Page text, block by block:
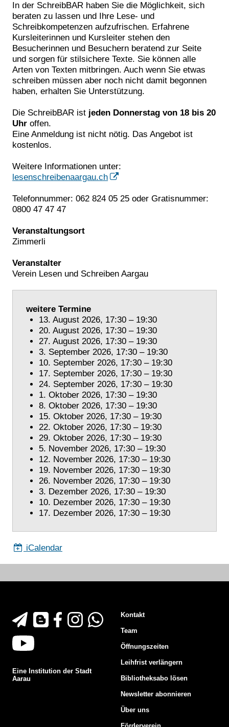
In der SchreibBAR haben Sie die Möglichkeit, sich
beraten zu lassen und Ihre Lese- und
Schreibkompetenzen aufzufrischen. Erfahrene
Kursleiterinnen und Kursleiter stehen den
Besucherinnen und Besuchern beratend zur Seite
und sorgen für stilsichere Texte. Sie können alle
Arten von Texten mitbringen. Auch wenn Sie etwas
schreiben müssen aber noch nicht damit begonnen
haben, erhalten Sie Unterstützung.
Die SchreibBAR ist jeden Donnerstag von 18 bis 20
Uhroffen.
Eine Anmeldung ist nicht nötig. Das Angebot ist
kostenlos.
Weitere Informationen unter:
lesenschreibenaargau.ch
Telefonnummer: 062 824 05 25 oder Gratisnummer:
0800 47 47 47
Veranstaltungsort
Zimmerli
Veranstalter
Verein Lesen und Schreiben Aargau
weitere Termine
13. August 2026, 17:30 – 19:30
20. August 2026, 17:30 – 19:30
27. August 2026, 17:30 – 19:30
3. September 2026, 17:30 – 19:30
10. September 2026, 17:30 – 19:30
17. September 2026, 17:30 – 19:30
24. September 2026, 17:30 – 19:30
1. Oktober 2026, 17:30 – 19:30
8. Oktober 2026, 17:30 – 19:30
15. Oktober 2026, 17:30 – 19:30
22. Oktober 2026, 17:30 – 19:30
29. Oktober 2026, 17:30 – 19:30
5. November 2026, 17:30 – 19:30
12. November 2026, 17:30 – 19:30
19. November 2026, 17:30 – 19:30
26. November 2026, 17:30 – 19:30
3. Dezember 2026, 17:30 – 19:30
10. Dezember 2026, 17:30 – 19:30
17. Dezember 2026, 17:30 – 19:30
iCalendar
Footer
An-/Abmeldung Newsletter
Blog der Stadtbibliothek Aarau
Facebook der Stadtbibliothek Aarau
Instagram der Stadtbibliothek Aarau
WhatsApp Newsletter der Stadtbibliothek
Youtube-Channel der Stadtbibliothek Aarau
Eine Institution der Stadt
Aarau
Kontakt
Team
Öffnungszeiten
Leihfrist verlängern
Bibliotheksabo lösen
Newsletter abonnieren
Über uns